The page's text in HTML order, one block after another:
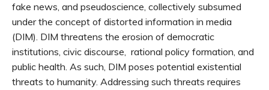
fake news, and pseudoscience, collectively subsumed
under the concept of distorted information in media
(DIM). DIM threatens the erosion of democratic
institutions, civic discourse, rational policy formation, and
public health. As such, DIM poses potential existential
threats to humanity. Addressing such threats requires